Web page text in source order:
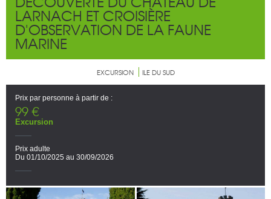
LARNACH ET CROISIÈRE
D'OBSERVATION DE LA FAUNE
MARINE
EXCURSION ILE DU SUD
Prix par personne à partir de :
99 €
Excursion
Prix adulte
Du 01/10/2025 au 30/09/2026